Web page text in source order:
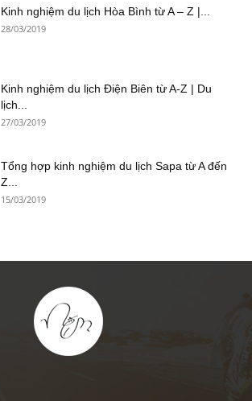
Kinh nghiệm du lịch Hòa Bình từ A – Z |...
28/03/2019
Kinh nghiệm du lịch Điện Biên từ A-Z | Du
lịch...
27/03/2019
Tổng hợp kinh nghiệm du lịch Sapa từ A đến
Z...
15/03/2019